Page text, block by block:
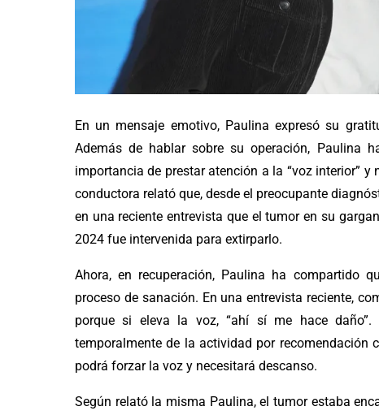
En un mensaje emotivo, Paulina expresó su
Además de hablar sobre su operación, Paulina
importancia de prestar atención a la “voz interior”
conductora relató que, desde el preocupante
en una reciente entrevista que el tumor en su
2024 fue intervenida para extirparlo.
Ahora, en recuperación, Paulina ha compartido
proceso de sanación. En una entrevista reciente,
porque si eleva la voz, “ahí sí me hace daño”.
temporalmente de la actividad por recomendación
podrá forzar la voz y necesitará descanso.
Según relató la misma Paulina, el tumor estaba